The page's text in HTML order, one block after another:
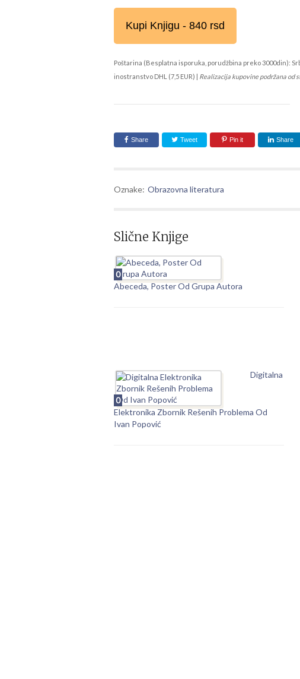
Kupi Knjigu - 840 rsd
Poštarina (Besplatna isporuka, porudžbina preko 3000din):
inostranstvo DHL (7,5 EUR) | Realizacija kupovine podržana od
Share Tweet Pin it Share
Oznake: Obrazovna literatura
Slične Knjige
0
Abeceda, Poster Od Grupa Autora
0
Digitalna
Elektronika Zbornik Rešenih Problema Od
Ivan Popović